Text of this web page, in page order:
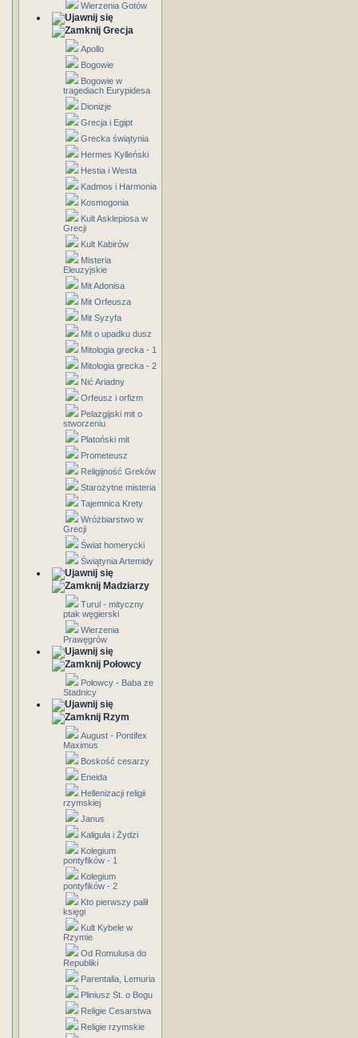
Wierzenia Gotów
Grecja
Apollo
Bogowie
Bogowie w
tragediach Eurypidesa
Dionizje
Grecja i Egipt
Grecka świątynia
Hermes Kylleński
Hestia i Westa
Kadmos i Harmonia
Kosmogonia
Kult Asklepiosa w
Grecji
Kult Kabirów
Misteria
Eleuzyjskie
Mit Adonisa
Mit Orfeusza
Mit Syzyfa
Mit o upadku dusz
Mitologia grecka - 1
Mitologia grecka - 2
Nić Ariadny
Orfeusz i orfizm
Pelazgijski mit o
stworzeniu
Platoński mit
Prometeusz
Religijność Greków
Starożytne misteria
Tajemnica Krety
Wróżbiarstwo w
Grecji
Świat homerycki
Świątynia Artemidy
Madziarzy
Turul - mityczny
ptak węgierski
Wierzenia
Prawęgrów
Połowcy
Połowcy - Baba ze
Stadnicy
Rzym
August - Pontifex
Maximus
Boskość cesarzy
Eneida
Hellenizacji religii
rzymskiej
Janus
Kaligula i Żydzi
Kolegium
pontyfików - 1
Kolegium
pontyfików - 2
Kto pierwszy palił
księgi
Kult Kybele w
Rzymie
Od Romulusa do
Republiki
Parentalia, Lemuria
Pliniusz St. o Bogu
Religie Cesarstwa
Religie rzymskie